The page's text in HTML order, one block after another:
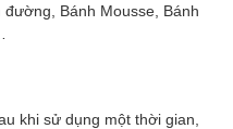
Bánh Mousse, Bánh
khi sử dụng một thời gian,